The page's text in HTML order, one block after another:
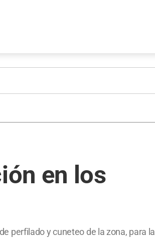
en los
perfilado y cuneteo de la zona, para la